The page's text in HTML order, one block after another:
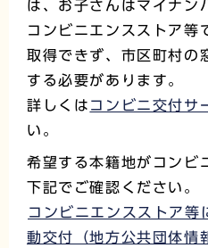
は、お子さんはマイナン
コンビニエンスストア等
取得できず、市区町村の
する必要があります。
詳しくは コンビニ交付サ
い。
希望する本籍地がコンビ
下記でご確認ください。
コンビニエンスストア等
動交付（地方公共団体情